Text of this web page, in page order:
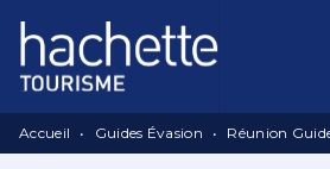
Menu Recherche
Pied De Page
Accueil • Guides Évasion • Réunion